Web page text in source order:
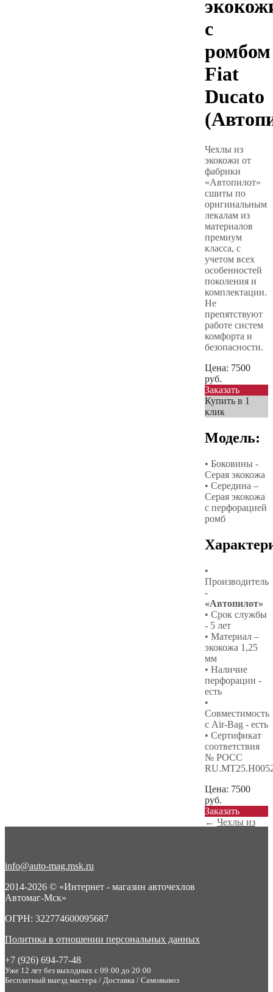
с
ромбом
Fiat
Ducato
Чехлы из
экокожи от
фабрики
«Автопилот»
сшиты по
оригинальным
лекалам из
материалов
премиум
класса, с
учетом всех
особенностей
поколения и
комплектации.
Не
препятствуют
работе систем
комфорта и
безопасности.
Цена: 7500
руб.
Заказать
Купить в 1
клик
Модель:
• Боковины -
Серая экокожа
• Середина –
Серая экокожа
с перфорацией
ромб
•
Производитель
-
«Автопилот»
• Срок службы
- 5 лет
• Материал –
экокожа 1,25
мм
• Наличие
перфорации -
есть
•
Совместимость
с Air-Bag - есть
• Сертификат
соответствия
№ РОСС
Цена: 7500
руб.
Заказать
← Чехлы из
info@auto-mag.msk.ru
2014-2026 © «Интернет - магазин авточехлов
Автомаг-Мск»
ОГРН: 322774600095687
Политика в отношении персональных данных
+7 (926) 694-77-48
Уже 12 лет без выходных с 09:00 до 20:00
Бесплатный выезд мастера / Доставка / Самовывоз